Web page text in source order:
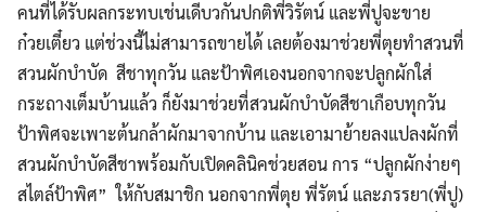
คนที่ได้รับผลกระทบเช่นเดีบวกันปกติพี่วิรัตน์ และพี่ปูจะขาย
ก๋วยเตี๋ยว แต่ช่วงนี้ไม่สามารถขายได้ เลยต้องมาช่วยพี่ตุยทำสวนที่
สวนผักบำบัด สีชาทุกวัน และป้าพิศเองนอกจากจะปลูกผักใส่
กระถางเต็มบ้านแล้ว ก็ยังมาช่วยที่สวนผักบำบัดสีชาเกือบทุกวัน
ป้าพิศจะเพาะต้นกล้าผักมาจากบ้าน และเอามาย้ายลงแปลงผักที่
สวนผักบำบัดสีชาพร้อมกับเปิดคลินิคช่วยสอน การ “ปลูกผักง่ายๆ
สไตล์ป้าพิศ” ให้กับสมาชิก นอกจากพี่ตุย พี่รัตน์ และภรรยา(พี่ปู)